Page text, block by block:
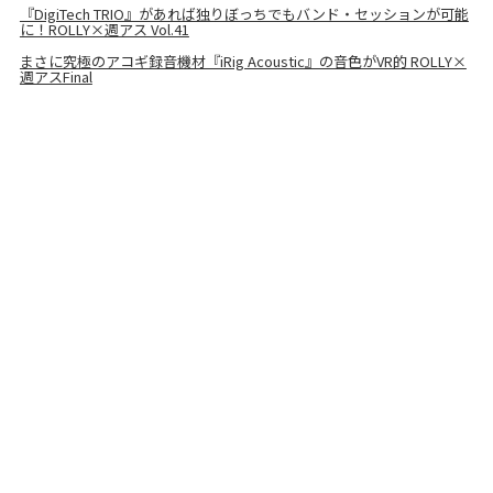
『DigiTech TRIO』があれば独りぼっちでもバンド・セッションが可能
に！ROLLY×週アス Vol.41
まさに究極のアコギ録音機材『iRig Acoustic』の音色がVR的 ROLLY×
週アスFinal